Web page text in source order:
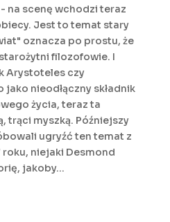
na scenę wchodzi teraz
Jest to temat stary
oznacza po prostu, że
filozofowie. I
Arystoteles czy
nieodłączny składnik
życia, teraz ta
trąci myszką. Późniejszy
ugryźć ten temat z
roku, niejaki Desmond
jakoby...